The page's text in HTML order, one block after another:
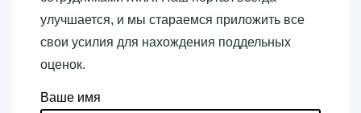
улучшается, и мы стараемся приложить все
свои усилия для нахождения поддельных
оценок.
Ваше имя